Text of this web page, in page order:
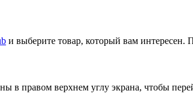
и выберите товар, который вам интересен.
в правом верхнем углу экрана, чтобы